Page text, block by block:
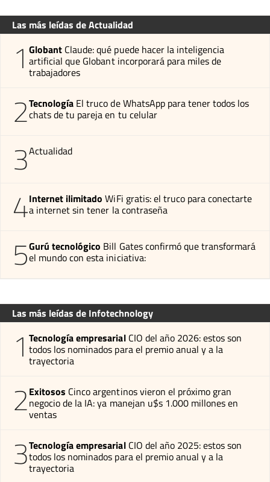
Las más leídas de Actualidad
1 Globant Claude: qué puede hacer la inteligencia
artificial que Globant incorporará para miles de
trabajadores
2Tecnología El truco de WhatsApp para tener todos los
chats de tu pareja en tu celular
3Actualidad
4Internet ilimitado WiFi gratis: el truco para conectarte
a internet sin tener la contraseña
5Gurú tecnológico Bill Gates confirmó que transformará
el mundo con esta iniciativa:
Las más leídas de Infotechnology
1 Tecnología empresarial CIO del año 2026: estos son
todos los nominados para el premio anual y a la
trayectoria
2Exitosos Cinco argentinos vieron el próximo gran
negocio de la IA: ya manejan u$s 1.000 millones en
ventas
3Tecnología empresarial CIO del año 2025: estos son
todos los nominados para el premio anual y a la
trayectoria